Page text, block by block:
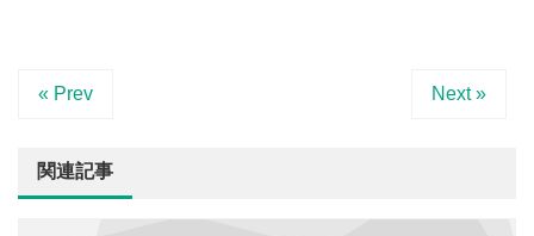
« Prev Next »
関連記事